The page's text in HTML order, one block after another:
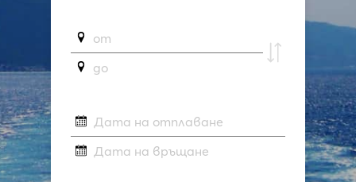
от
до
Дата на отплаване
Дата на връщане